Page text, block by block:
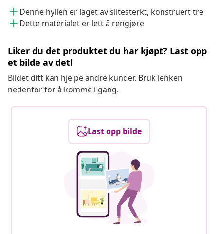
Denne hyllen er laget av slitesterkt, konstruert tre
Dette materialet er lett å rengjøre
Liker du det produktet du har kjøpt? Last opp
et bilde av det!
Bildet ditt kan hjelpe andre kunder. Bruk lenken
nedenfor for å komme i gang.
Last opp bilde